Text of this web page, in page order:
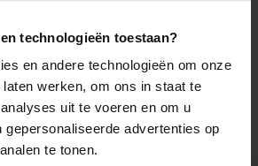
technologieën toestaan?
en andere technologieën om onze
werken, om ons in staat te
uit te voeren en om u
gepersonaliseerde advertenties op
te tonen.
Koning Aap!
Landinformatie